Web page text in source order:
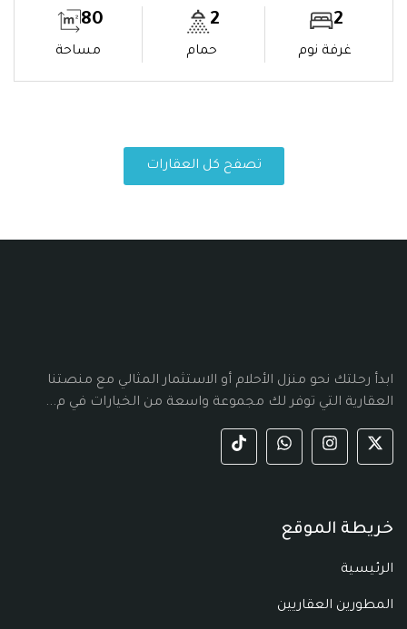
2
غرفة نوم
2
حمام
80
مساحة
تصفح كل العقارات
ابدأ رحلتك نحو منزل الأحلام أو الاستثمار المثالي مع منصتنا
العقارية التي توفر لك مجموعة واسعة من الخيارات في م...
خريطة الموقع
الرئيسية
المطورين العقاريين